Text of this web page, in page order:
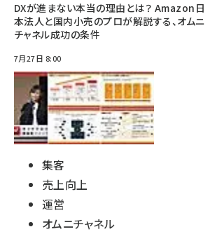
DXが進まない本当の理由とは？ Amazon日
本法人と国内小売のプロが解説する、オムニ
チャネル成功の条件
7月27日 8:00
集客
売上向上
運営
オムニチャネル